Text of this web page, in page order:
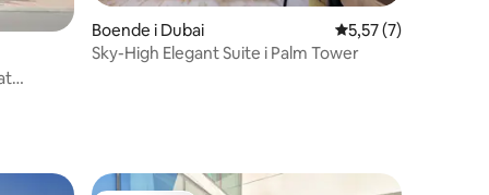
Boende i Dubai 5,57 av 5 i
5,57 (7)
Sky-High Elegant Suite i Palm Tower